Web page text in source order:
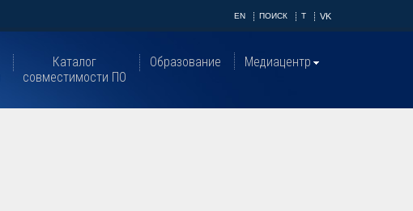
EN ПОИСК T VK
Каталог
совместимости ПО
Образование Медиацентр